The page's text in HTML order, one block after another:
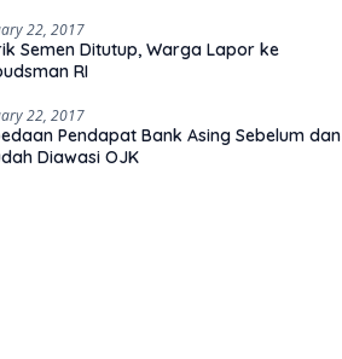
22, 2017
Semen Ditutup, Warga Lapor ke
RI
22, 2017
Pendapat Bank Asing Sebelum dan
Diawasi OJK